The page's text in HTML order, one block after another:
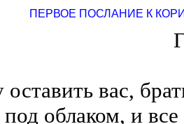
ПЕРВОЕ ПОСЛАНИЕ К
оставить вас,
облаком, и